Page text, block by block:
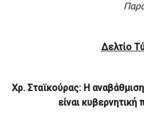
Δελτίο
Χρ. Σταϊκούρας: Η
είναι κυβερνητική